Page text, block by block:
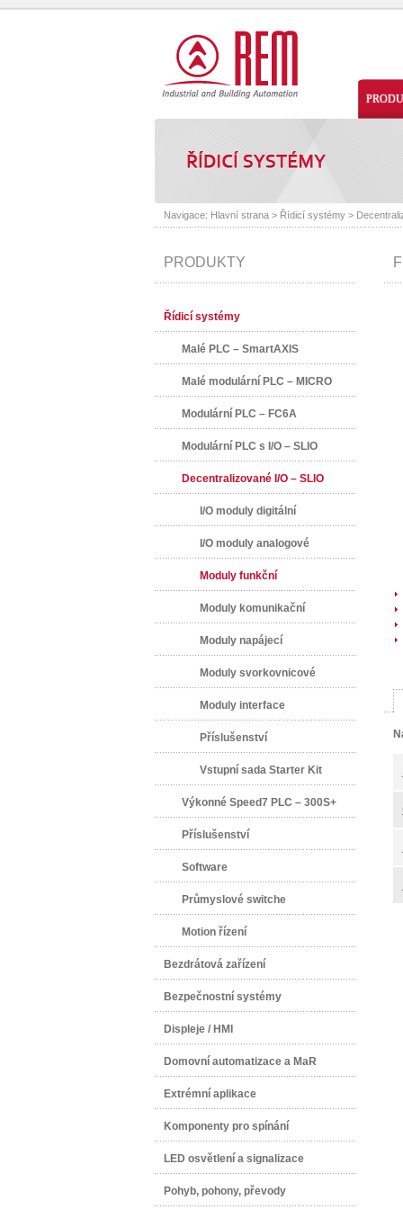
Navigace: Hlavní strana> Řídicí systémy>
PRODUKTY
Řídicí systémy
Malé PLC – SmartAXIS
Malé modulární PLC – MICRO
Modulární PLC – FC6A
Modulární PLC s I/O – SLIO
Decentralizované I/O – SLIO
I/O moduly digitální
I/O moduly analogové
Moduly funkční
Moduly komunikační
Moduly napájecí
Moduly svorkovnicové
Moduly interface
Příslušenství
Vstupní sada Starter Kit
Výkonné Speed7 PLC – 300S+
Příslušenství
Software
Průmyslové switche
Motion řízení
Bezdrátová zařízení
Bezpečnostní systémy
Displeje / HMI
Domovní automatizace a MaR
Extrémní aplikace
Komponenty pro spínání
LED osvětlení a signalizace
Pohyb, pohony, převody